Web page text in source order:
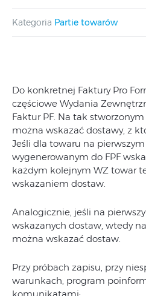
Kategoria Partie towarów
Do konkretnej Faktury Pro
częściowe Wydania
Faktur PF. Na tak
można wskazać dostawy, z
Jeśli dla towaru na
wygenerowanym do FPF
każdym kolejnym WZ towar
wskazaniem dostaw.
Analogicznie, jeśli na
wskazanych dostaw, wtedy
można wskazać dostaw.
Przy próbach zapisu, przy
warunkach, program